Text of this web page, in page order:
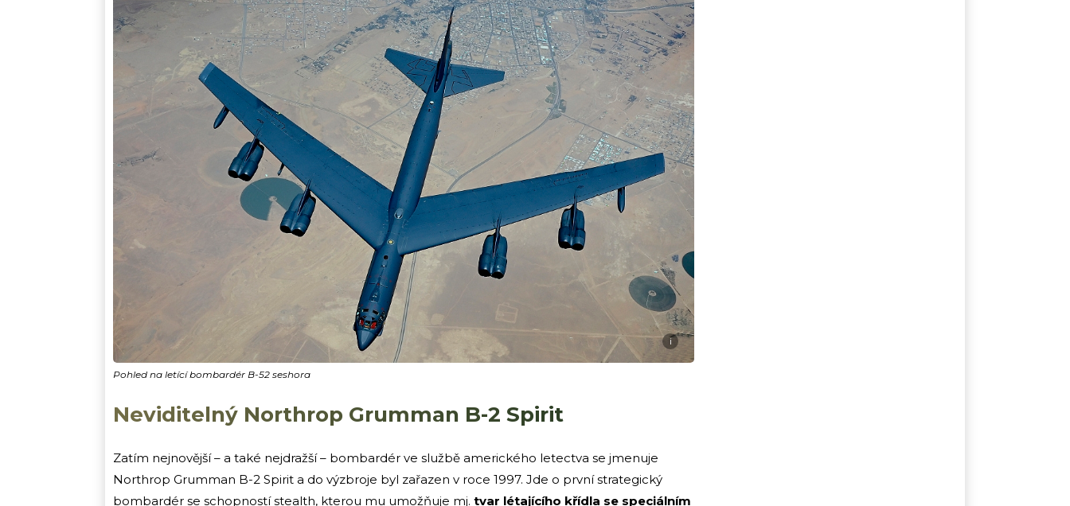
i
Pohled na letící bombardér B-52 seshora
Neviditelný Northrop Grumman B-2 Spirit
Zatím nejnovější – a také nejdražší – bombardér ve službě amerického letectva se jmenuje
Northrop Grumman B-2 Spirit a do výzbroje byl zařazen v roce 1997. Jde o první strategický
bombardér se schopností stealth, kterou mu umožňuje mj. tvar létajícího křídla se speciálním